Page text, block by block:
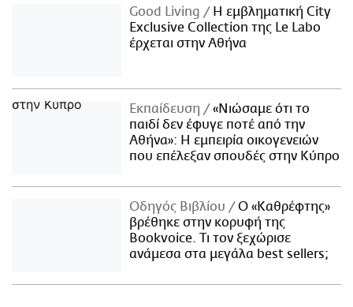
Good Living
Η εμβληματική City
Exclusive Collection της Le Labo
έρχεται στην Αθήνα
Εκπαίδευση
«Νιώσαμε ότι το
παιδί δεν έφυγε ποτέ από την
Αθήνα»: Η εμπειρία οικογενειών
που επέλεξαν σπουδές στην Κύπρο
Οδηγός Βιβλίου
Ο «Καθρέφτης»
βρέθηκε στην κορυφή της
Bookvoice. Τι τον ξεχώρισε
ανάμεσα στα μεγάλα best sellers;